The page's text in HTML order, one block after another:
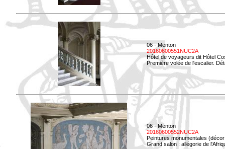
06 - Menton
20160600551NUC2A
Hôtel de voyageurs dit Hôtel
Première volée de l'escalier.
06 - Menton
20160600552NUC2A
Peintures monumentales
Grand salon : allégorie de